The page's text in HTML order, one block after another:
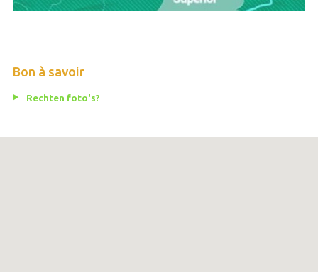
Bon à savoir
Rechten foto's?